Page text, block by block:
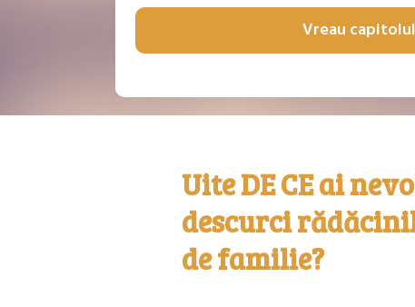
Vreau capitolul
Uite DE CE ai
descurci
de familie?